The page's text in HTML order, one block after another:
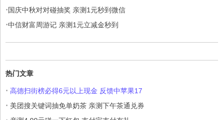
·国庆中秋对对碰抽奖 亲测1元秒到微信
·中信财富周游记 亲测1元立减金秒到
热门文章
· 高德扫街榜必得6元以上现金 反馈中苹果17
· 美团搜关键词抽免单奶茶 亲测下午茶通兑券